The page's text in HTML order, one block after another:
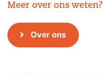
Meer over ons weten?
Over ons